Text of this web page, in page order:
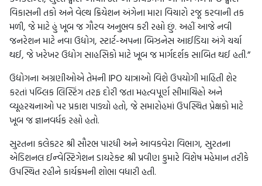
વિકાસની તકો અને વેલ્થ ક્રિયેશન અંગેના મારા વિચારો રજૂ કરવાની તક
મળી, જે માટે હું ખૂબ જ ગૌરવ અનુભવ કરી રહ્યો છું. અહીં આજે નવી
જનરેશન માટે નવા ઉદ્યોગ, સ્ટાર્ટ-અપના બિઝનેસ આઈડિયા અંગે ચર્ચા
થઈ, જે ખરેખર ઉદ્યોગ સાહસિકો માટે ખૂબ જ માર્ગદર્શક સાબિત થઈ હતી.”
ઉદ્યોગના અગ્રણીઓએ તેમની IPO યાત્રાઓ વિશે ઉપયોગી માહિતી શેર
કરતાં પબ્લિક લિસ્ટિંગ તરફ દોરી જતા મહત્વપૂર્ણ સીમાચિહ્નો અને
વ્યૂહરચનાઓ પર પ્રકાશ પાડ્યો હતો, જે સમારોહમાં ઉપસ્થિત પ્રેક્ષકો માટે
ખૂબ જ જ્ઞાનવર્ધક રહ્યો હતો.
સુરતના કલેકટર શ્રી સૌરભ પારધી અને આવકવેરા વિભાગ, સુરતના
એડિશનલ ઈન્વેસ્ટિગેશન ડાયરેક્ટ શ્રી પ્રવીણ કુમારે વિશેષ મહેમાન તરીકે
ઉપસ્થિત રહીને કાર્યક્રમની શોભા વધારી હતી.